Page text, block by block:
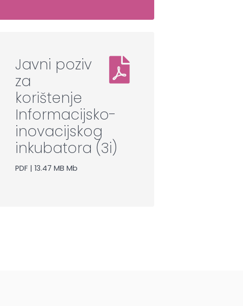
Javni poziv
za
korištenje
Informacijsko-
inovacijskog
inkubatora (3i)
PDF | 13.47 MB Mb